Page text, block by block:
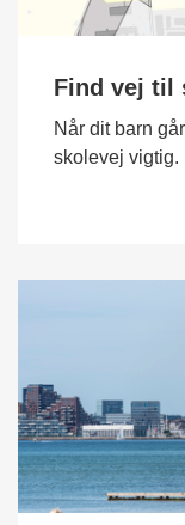
Find vej til
Når dit barn
skolevej vigtig.